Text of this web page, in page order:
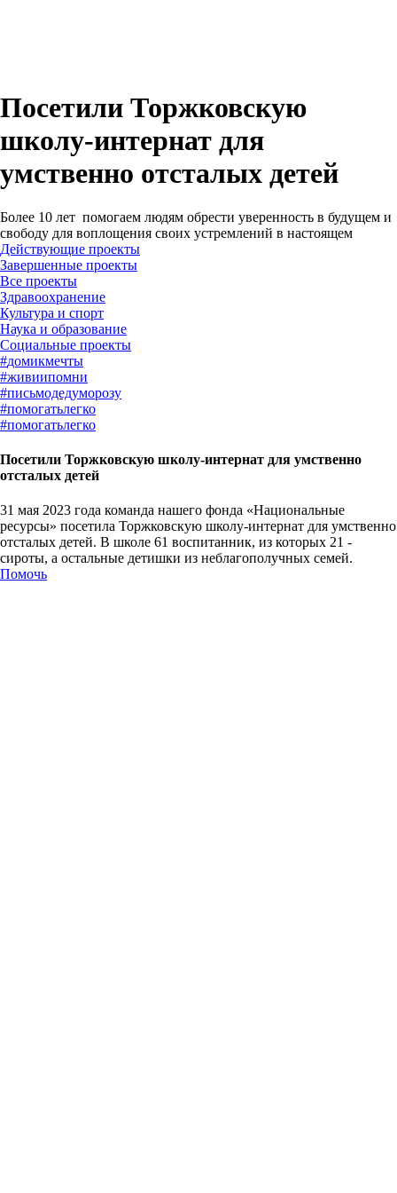
Посетили Торжковскую
школу-интернат для
умственно отсталых детей
Более 10 лет помогаем людям обрести уверенность в будущем и
свободу для воплощения своих устремлений в настоящем
Действующие проекты
Завершенные проекты
#домикмечты
#живиипомни
#письмодедуморозу
#помогатьлегко
#помогатьлегко
Посетили Торжковскую школу-интернат для умственно
отсталых детей
31 мая 2023 года команда нашего фонда «Национальные
ресурсы» посетила Торжковскую школу-интернат для умственно
отсталых детей. В школе 61 воспитанник, из которых 21 -
сироты, а остальные детишки из неблагополучных семей.
Помочь